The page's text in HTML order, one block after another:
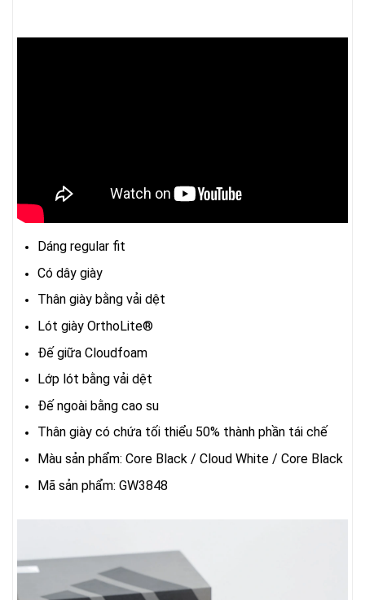
Dáng regular fit
Có dây giày
Thân giày bằng vải dệt
Lót giày OrthoLite®
Đế giữa Cloudfoam
Lớp lót bằng vải dệt
Đế ngoài bằng cao su
Thân giày có chứa tối thiểu 50% thành phần tái chế
Màu sản phẩm: Core Black / Cloud White / Core Black
Mã sản phẩm: GW3848